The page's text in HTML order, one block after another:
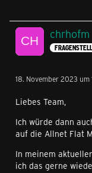
chrhofm
18. November 2023 um
Liebes Team,
Ich würde dann
auf die Allnet Flat
In meinem
ich das gerne